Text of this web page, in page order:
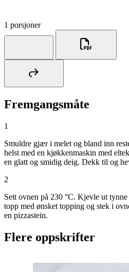
1 porsjoner
Fremgangsmåte
1
Smuldre gjær i melet og bland inn
helst med en kjøkkenmaskin med
en glatt og smidig deig. Dekk til og
2
Sett ovnen på 230 °C. Kjevle ut
topp med ønsket topping og stek i
en pizzastein.
Flere oppskrifter